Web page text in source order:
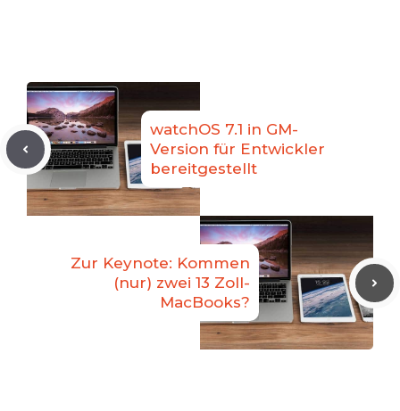
watchOS 7.1 in GM-
Version für Entwickler
bereitgestellt
Zur Keynote: Kommen
(nur) zwei 13 Zoll-
MacBooks?